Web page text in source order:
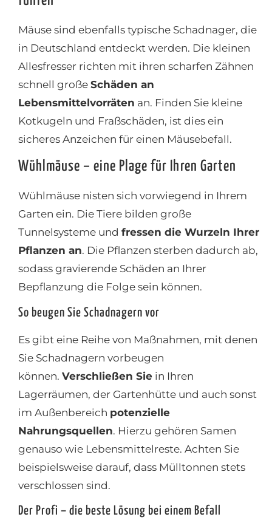
Mäuse sind ebenfalls typische Schadnager, die
in Deutschland entdeckt werden. Die kleinen
Allesfresser richten mit ihren scharfen Zähnen
schnell große Schäden an
Lebensmittelvorräten an. Finden Sie kleine
Kotkugeln und Fraßschäden, ist dies ein
sicheres Anzeichen für einen Mäusebefall.
Wühlmäuse – eine Plage für Ihren Garten
Wühlmäuse nisten sich vorwiegend in Ihrem
Garten ein. Die Tiere bilden große
Tunnelsysteme und fressen die Wurzeln Ihrer
Pflanzen an. Die Pflanzen sterben dadurch ab,
sodass gravierende Schäden an Ihrer
Bepflanzung die Folge sein können.
So beugen Sie Schadnagern vor
Es gibt eine Reihe von Maßnahmen, mit denen
Sie Schadnagern vorbeugen
können. Verschließen Sie in Ihren
Lagerräumen, der Gartenhütte und auch sonst
im Außenbereich potenzielle
Nahrungsquellen. Hierzu gehören Samen
genauso wie Lebensmittelreste. Achten Sie
beispielsweise darauf, dass Mülltonnen stets
verschlossen sind.
Der Profi – die beste Lösung bei einem Befall